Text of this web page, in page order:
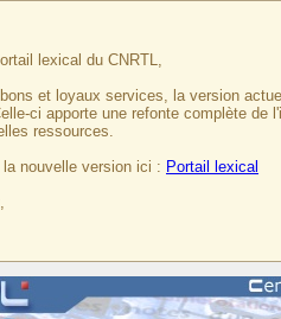
lexical du CNRTL,
et loyaux services, la version
ci apporte une refonte complète de
ressources.
nouvelle version ici : Portail lexical